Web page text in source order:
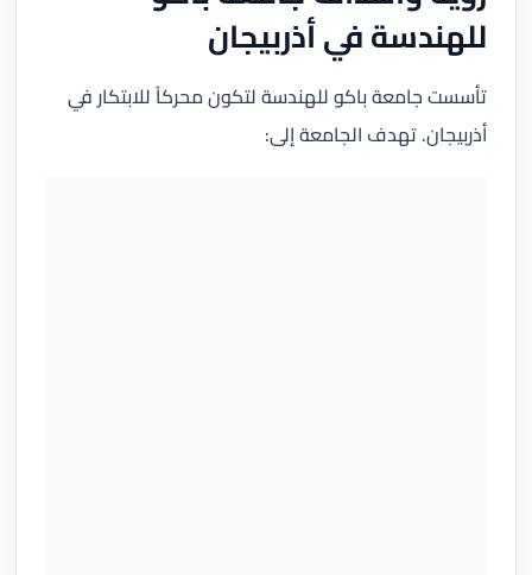
للهندسة في أذربيجان
تأسست جامعة باكو للهندسة لتكون محركاً للابتكار في
أذربيجان. تهدف الجامعة إلى: